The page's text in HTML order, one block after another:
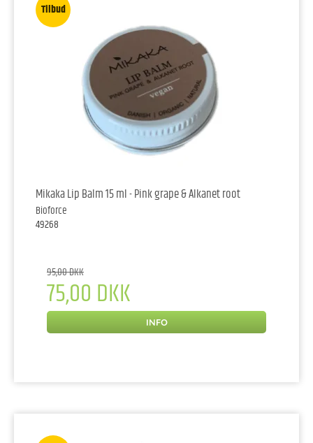
Tilbud
Mikaka Lip Balm 15 ml - Pink grape & Alkanet root
Bioforce
49268
95,00 DKK
75,00 DKK
INFO